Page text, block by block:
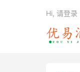
Hi, 请登录